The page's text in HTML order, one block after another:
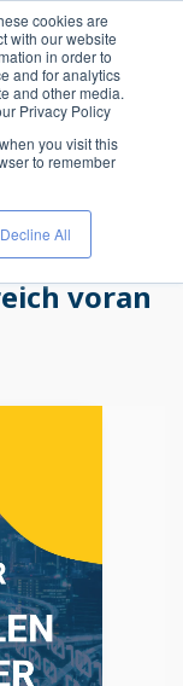
cookies are
with our website
in order to
and for analytics
and other media.
Privacy Policy
you visit this
to remember
Decline All
voran